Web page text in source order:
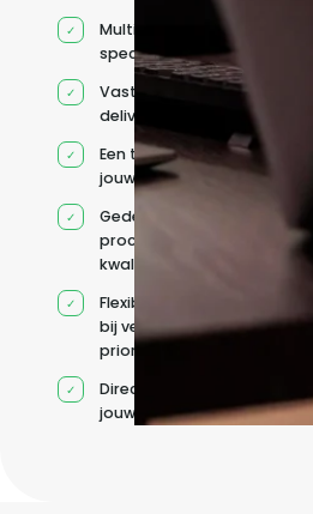
Multidisciplinaire
specialisten
Vaste
deliverycoördinatie
Een team rond
jouw roadmap
Gedeelde
processen en
kwaliteitsnormen
Flexibele capaciteit
bij veranderende
prioriteiten
Direct contact met
jouw team